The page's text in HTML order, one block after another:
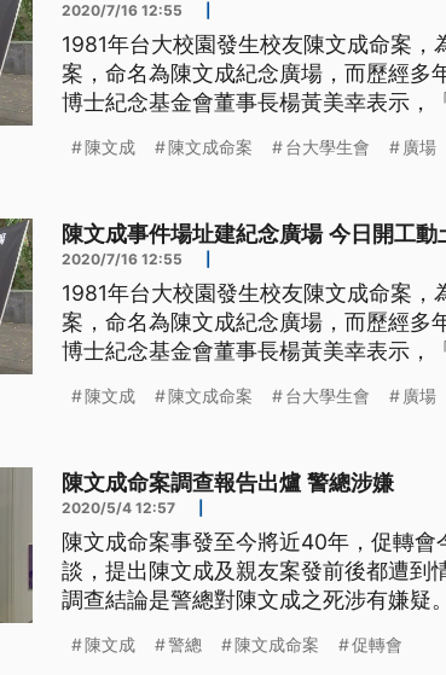
2020/7/16 12:55
1981年台大校園發生校友陳文成命案
案，命名為陳文成紀念廣場，而歷經多
博士紀念基金會董事長楊黃美幸表示，
這一點，我想對台灣的還原歷史是很重
陳文成 陳文成命案 台大學生會 廣場
陳文成事件場址建紀念廣場 今日開工動
2020/7/16 12:55
1981年台大校園發生校友陳文成命案
案，命名為陳文成紀念廣場，而歷經多
博士紀念基金會董事長楊黃美幸表示，
這一點，我想對台灣的還原歷史是很重
陳文成 陳文成命案 台大學生會 廣場
陳文成命案調查報告出爐 警總涉嫌
2020/5/4 12:57
陳文成命案事發至今將近40年，促轉
談，提出陳文成及親友案發前後都遭到
調查結論是警總對陳文成之死涉有嫌疑
會經過這兩年解密檔案與訪談成果，4
陳文成 警總 陳文成命案 促轉會